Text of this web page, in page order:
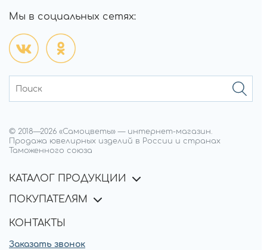
Мы в социальных сетях:
© 2018—2026 «Самоцветы» — интернет-магазин.
Продажа ювелирных изделий в России и странах
Таможенного союза
КАТАЛОГ ПРОДУКЦИИ
ПОКУПАТЕЛЯМ
КОНТАКТЫ
Заказать звонок